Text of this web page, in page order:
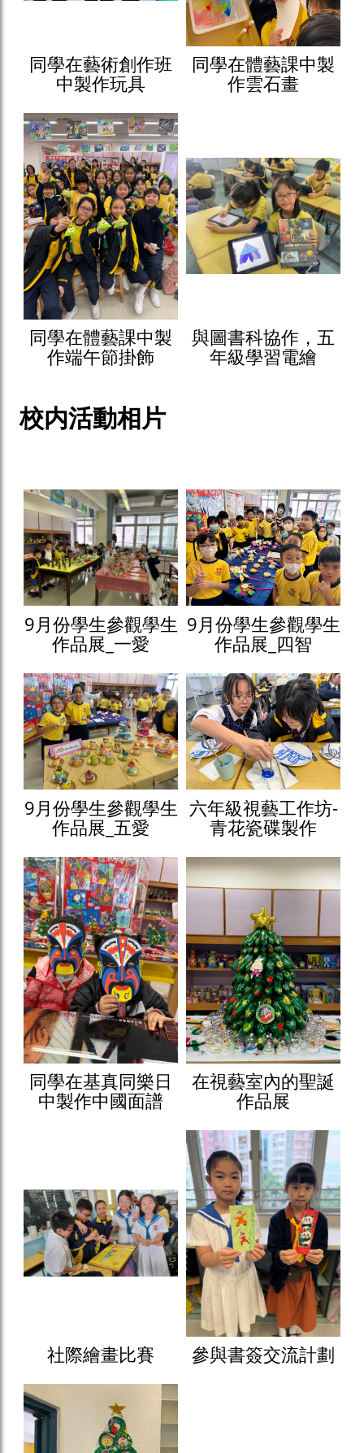
同學在藝術創作班
中製作玩具
同學在體藝課中製
作雲石畫
同學在體藝課中製
作端午節掛飾
與圖書科協作，五
年級學習電繪
校内活動相片
9月份學生參觀學生
作品展_一愛
9月份學生參觀學生
作品展_四智
9月份學生參觀學生
作品展_五愛
六年級視藝工作坊-
青花瓷碟製作
同學在基真同樂日
中製作中國面譜
在視藝室內的聖誕
作品展
社際繪畫比賽 參與書簽交流計劃